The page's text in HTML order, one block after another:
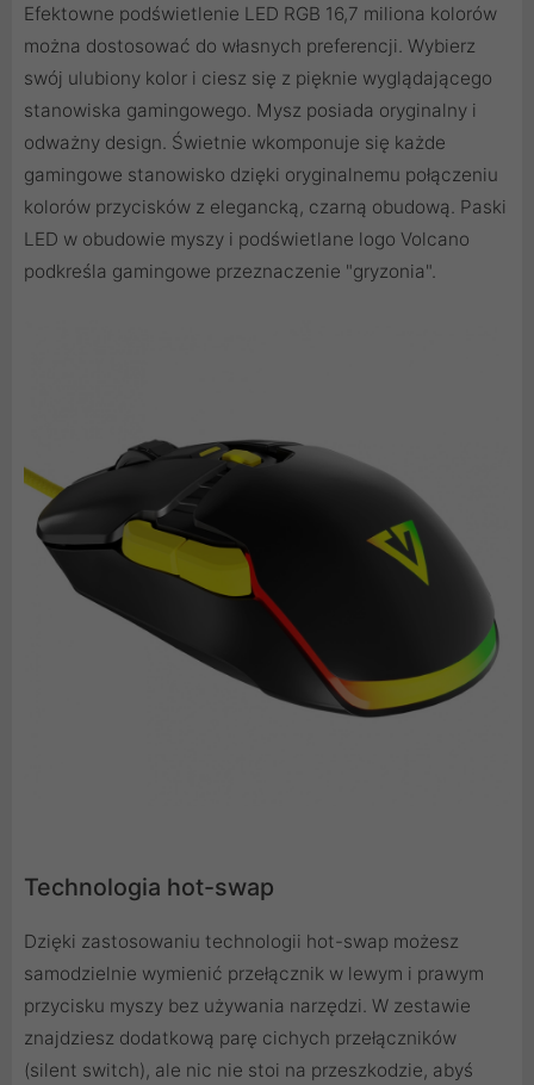
Efektowne podświetlenie LED RGB 16,7 miliona kolorów
można dostosować do własnych preferencji. Wybierz
swój ulubiony kolor i ciesz się z pięknie wyglądającego
stanowiska gamingowego. Mysz posiada oryginalny i
odważny design. Świetnie wkomponuje się każde
gamingowe stanowisko dzięki oryginalnemu połączeniu
kolorów przycisków z elegancką, czarną obudową. Paski
LED w obudowie myszy i podświetlane logo Volcano
podkreśla gamingowe przeznaczenie "gryzonia".
Technologia hot-swap
Dzięki zastosowaniu technologii hot-swap możesz
samodzielnie wymienić przełącznik w lewym i prawym
przycisku myszy bez używania narzędzi. W zestawie
znajdziesz dodatkową parę cichych przełączników
(silent switch), ale nic nie stoi na przeszkodzie, abyś